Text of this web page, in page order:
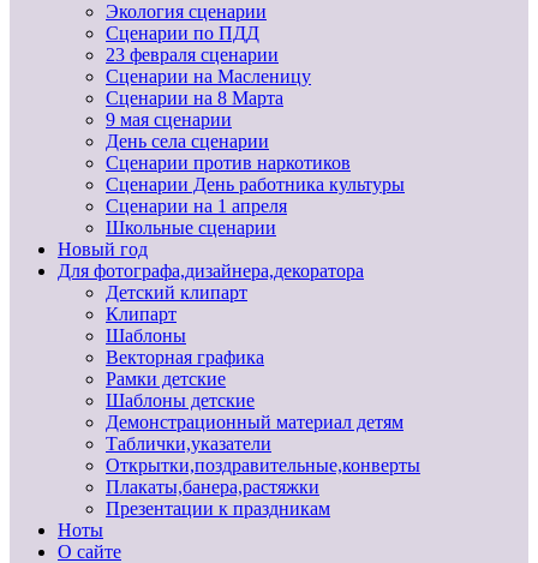
Экология сценарии
Сценарии по ПДД
23 февраля сценарии
Сценарии на Масленицу
Сценарии на 8 Марта
9 мая сценарии
День села сценарии
Сценарии против наркотиков
Сценарии День работника культуры
Сценарии на 1 апреля
Школьные сценарии
Новый год
Для фотографа,дизайнера,декоратора
Детский клипарт
Клипарт
Шаблоны
Векторная графика
Рамки детские
Шаблоны детские
Демонстрационный материал детям
Таблички,указатели
Открытки,поздравительные,конверты
Плакаты,банера,растяжки
Презентации к праздникам
Ноты
О сайте